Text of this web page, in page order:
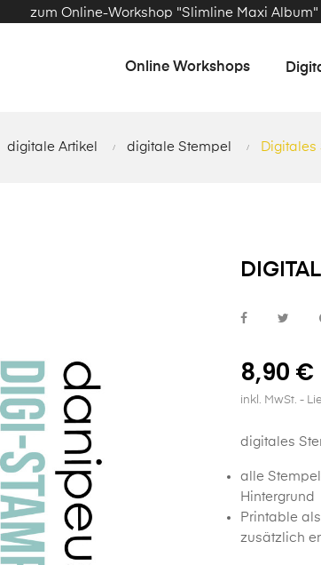
zum Online-Workshop "Slimline Maxi Album"
Online Workshops
digitale Artikel digitale Stempel Digitales
8,90 €
inkl. MwSt. -
digitales
alle
Hintergrund
Printable
zusätzlich